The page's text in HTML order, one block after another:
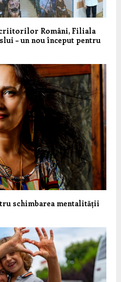
Români, Filiala
– un nou început pentru
schimbarea mentalității